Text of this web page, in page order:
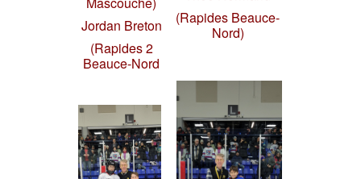
Jordan Breton
(Rapides 2
Beauce-Nord
(Rapides Beauce-
Nord)